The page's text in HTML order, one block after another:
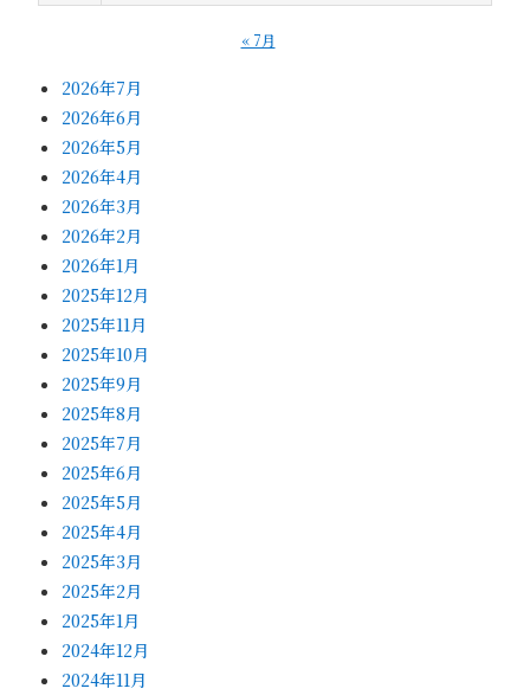
« 7月
2026年7月
2026年6月
2026年5月
2026年4月
2026年3月
2026年2月
2026年1月
2025年12月
2025年11月
2025年10月
2025年9月
2025年8月
2025年7月
2025年6月
2025年5月
2025年4月
2025年3月
2025年2月
2025年1月
2024年12月
2024年11月